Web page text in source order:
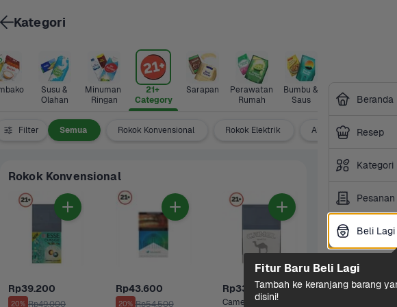
Susu &
Olahan
Minuman
Ringan
21+
Category
Sarapan
Perawatan
Rumah
Bumbu &
Saus
Diri
Filter Semua Rokok Konvensional Rokok Elektrik Alat Kontrasepsi
Rokok Konvensional
Rp39.200
20% Rp49.000
Rp43.600
20% Rp54.500
Rp33.500
Camel White 20
Beranda
Resep
Kategori
Pesanan
Beli Lagi
Kategori
Beli Lagi
Fitur Baru Beli Lagi
Tambah ke keranjang barang
disini!